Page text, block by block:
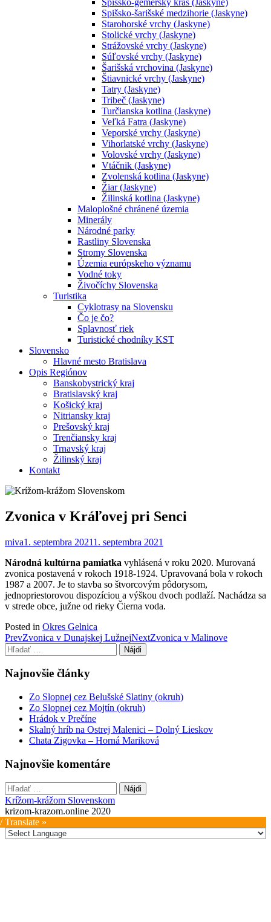
Spišsko-šarišské medzihorie (Jaskyne)
Starohorské vrchy (Jaskyne)
Stolické vrchy (Jaskyne)
Strážovské vrchy (Jaskyne)
Súľovské vrchy (Jaskyne)
Šarišská vrchovina (Jaskyne)
Štiavnické vrchy (Jaskyne)
Tatry (Jaskyne)
Tribeč (Jaskyne)
Turčianska kotlina (Jaskyne)
Veľká Fatra (Jaskyne)
Veporské vrchy (Jaskyne)
Vihorlatské vrchy (Jaskyne)
Volovské vrchy (Jaskyne)
Vtáčnik (Jaskyne)
Zvolenská kotlina (Jaskyne)
Žiar (Jaskyne)
Žilinská kotlina (Jaskyne)
Maloplošné chránené územia
Minerály
Národné parky
Rastliny Slovenska
Stromy Slovenska
Územia európskeho významu
Vodné toky
Živočíchy Slovenska
Turistika
Cyklotrasy na Slovensku
Čo je čo?
Splavnosť riek
Turistické chodníky KST
Slovensko
Hlavné mesto Bratislava
Opis Regiónov
Banskobystrický kraj
Bratislavský kraj
Košický kraj
Nitriansky kraj
Prešovský kraj
Trenčiansky kraj
Trnavský kraj
Žilinský kraj
Kontakt
Zvonica v Kráľovej pri Senci
miva1. septembra 20211. septembra 2021
Národná kultúrna pamiatka vyhlásená v roku 2020. Murovaná
zvonica postavená v rokoch 1918-1924. Upravovaná bola v rokoch
1987 a 2007. Je to stavba so štvorcovým pôdorysom,
jednopriestorovou dispozíciou a výškou dvoch podlaží. Nachádza sa
v strede obce, južne od rieky Čierna voda.
Posted in Okres Gelnica
Post
navigation
PrevZvonica v Dunajskej LužnejNextZvonica v Malinove
Hľadať:
Najnovšie články
Zo Slopnej cez Belušské Slatiny (okruh)
Zo Slopnej cez Mojtín (okruh)
Hrádok v Prečíne
Skalný hríb na Ostrej Malenici – Dolný Lieskov
Chata Zigovka – Horná Mariková
Najnovšie komentáre
Hľadať:
Krížom-krážom Slovenskom
krizom-krazom.online 2020
Translate »